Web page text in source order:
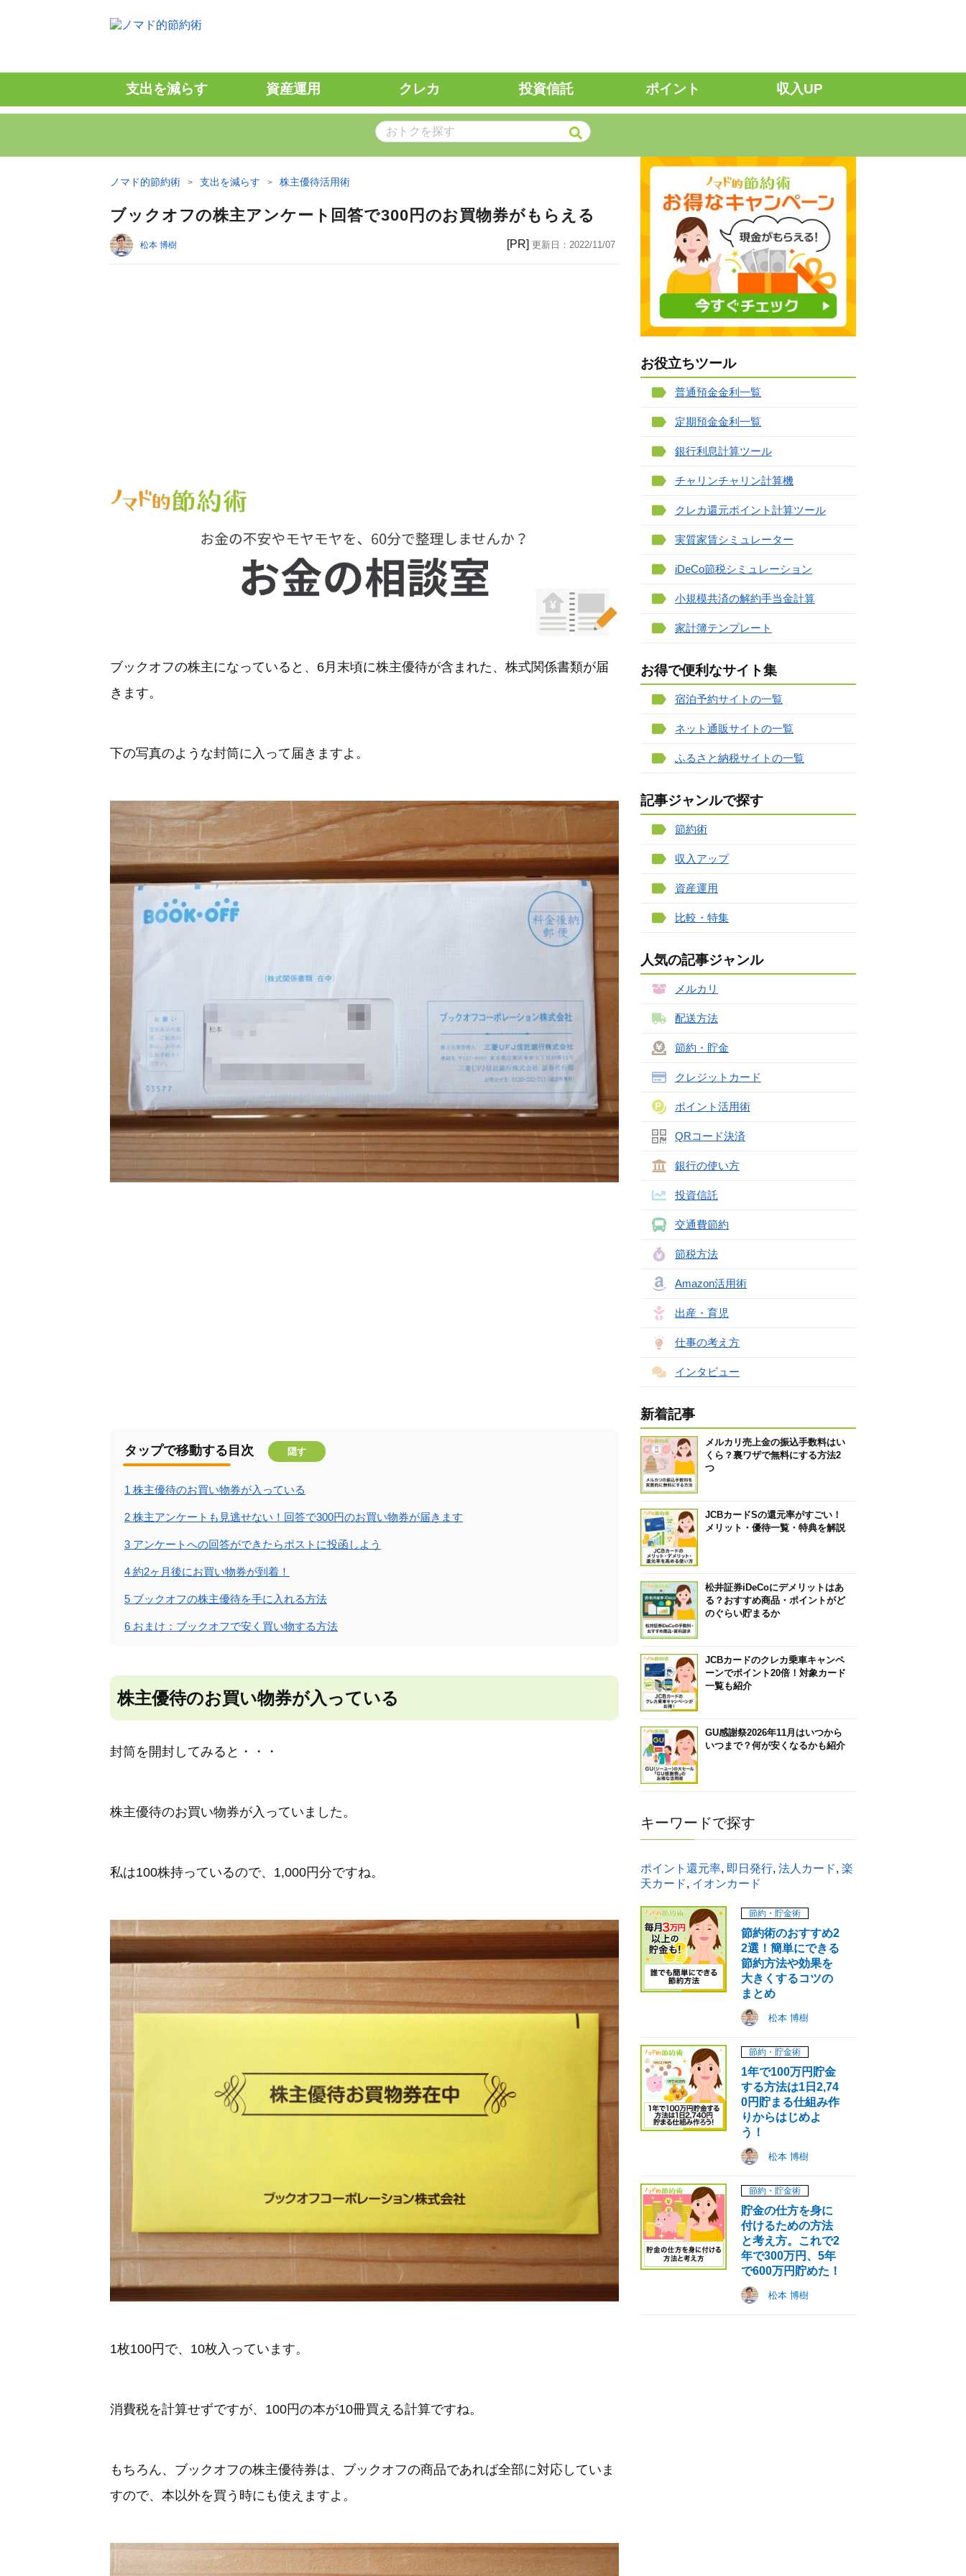
支出を減らす 資産運用 クレカ 投資信託 ポイント 収入UP
ノマド的節約術 支出を減らす 株主優待活用術
ブックオフの株主アンケート回答で300円のお買物券がもらえる
松本 博樹 [PR] 更新日： 2022/11/07
ブックオフの株主になっていると、6月末頃に株主優待が含まれた、株式関係書類が届
きます。
下の写真のような封筒に入って届きますよ。
タップで移動する目次 隠す
1 株主優待のお買い物券が入っている
2 株主アンケートも見逃せない！回答で300円のお買い物券が届きます
3 アンケートへの回答ができたらポストに投函しよう
4 約2ヶ月後にお買い物券が到着！
5 ブックオフの株主優待を手に入れる方法
6 おまけ：ブックオフで安く買い物する方法
株主優待のお買い物券が入っている
封筒を開封してみると・・・
株主優待のお買い物券が入っていました。
私は100株持っているので、1,000円分ですね。
1枚100円で、10枚入っています。
消費税を計算せずですが、100円の本が10冊買える計算ですね。
もちろん、ブックオフの株主優待券は、ブックオフの商品であれば全部に対応していま
すので、本以外を買う時にも使えますよ。
お役立ちツール
普通預金金利一覧
定期預金金利一覧
銀行利息計算ツール
チャリンチャリン計算機
クレカ還元ポイント計算ツール
実質家賃シミュレーター
iDeCo節税シミュレーション
小規模共済の解約手当金計算
家計簿テンプレート
お得で便利なサイト集
宿泊予約サイトの一覧
ネット通販サイトの一覧
ふるさと納税サイトの一覧
記事ジャンルで探す
節約術
収入アップ
資産運用
比較・特集
人気の記事ジャンル
メルカリ
配送方法
節約・貯金
クレジットカード
ポイント活用術
QRコード決済
銀行の使い方
投資信託
交通費節約
節税方法
Amazon活用術
出産・育児
仕事の考え方
インタビュー
新着記事
メルカリ売上金の振込手数料はい
くら？裏ワザで無料にする方法2
つ
JCBカードSの還元率がすごい！
メリット・優待一覧・特典を解説
松井証券iDeCoにデメリットはあ
る？おすすめ商品・ポイントがど
のぐらい貯まるか
JCBカードのクレカ乗車キャンペ
ーンでポイント20倍！対象カード
一覧も紹介
GU感謝祭2026年11月はいつから
いつまで？何が安くなるかも紹介
キーワードで探す
ポイント還元率, 即日発行, 法人カード, 楽
天カード, イオンカード
節約・貯金術
節約術のおすすめ2
2選！簡単にできる
節約方法や効果を
大きくするコツの
まとめ
松本 博樹
節約・貯金術
1年で100万円貯金
する方法は1日2,74
0円貯まる仕組み作
りからはじめよ
う！
松本 博樹
節約・貯金術
貯金の仕方を身に
付けるための方法
と考え方。これで2
年で300万円、5年
で600万円貯めた！
松本 博樹